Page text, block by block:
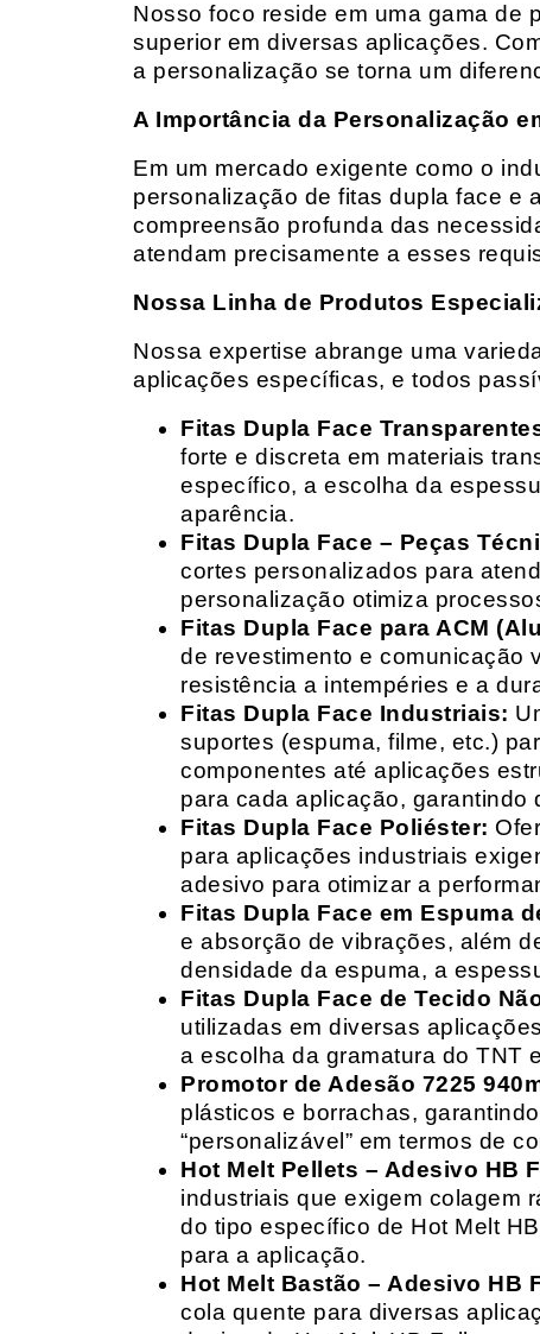
Nosso foco reside em uma gama de
superior em diversas aplicações.
a personalização se torna um
A Importância da Personalização
Em um mercado exigente como o
personalização de fitas dupla face e
compreensão profunda das
atendam precisamente a esses
Nossa Linha de Produtos
Nossa expertise abrange uma
aplicações específicas, e todos
Fitas Dupla Face
forte e discreta em materiais
específico, a escolha da
aparência.
Fitas Dupla Face – Peças
cortes personalizados para
personalização otimiza
Fitas Dupla Face para ACM
de revestimento e comunicação
resistência a intempéries e a
Fitas Dupla Face Industriais:
suportes (espuma, filme, etc.)
componentes até aplicações
para cada aplicação, garantindo
Fitas Dupla Face Poliéster:
para aplicações industriais
adesivo para otimizar a
Fitas Dupla Face em Espuma
e absorção de vibrações, além
densidade da espuma, a
Fitas Dupla Face de Tecido
utilizadas em diversas
a escolha da gramatura do TNT
Promotor de Adesão 7225
plásticos e borrachas,
“personalizável” em termos de
Hot Melt Pellets – Adesivo HB
industriais que exigem colagem
do tipo específico de Hot Melt
para a aplicação.
Hot Melt Bastão – Adesivo HB
cola quente para diversas